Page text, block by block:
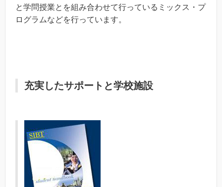
と学問授業とを組み合わせて行っているミックス・プ
ログラムなどを行っています。
充実したサポートと学校施設